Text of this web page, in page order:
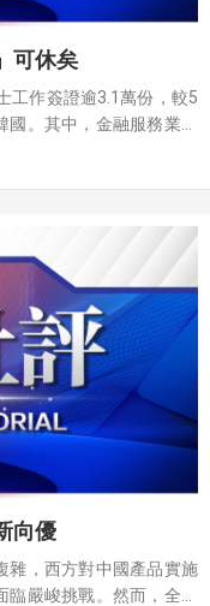
完論」可休矣
工作簽證逾3.1萬份，較5
。其中，金融服務業的
高。有回流的外籍專才
大利亞悉尼的資深銀行
有外籍專才表示，受中
港將是全球專業人士未來
新向優
雜，西方對中國產品實施
嚴峻挑戰。然而，全球